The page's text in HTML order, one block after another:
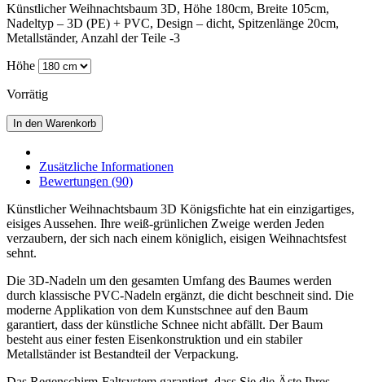
Künstlicher Weihnachtsbaum 3D, Höhe 180cm, Breite 105cm,
Nadeltyp – 3D (PE) + PVC, Design – dicht, Spitzenlänge 20cm,
Metallständer, Anzahl der Teile -3
Höhe
Vorrätig
In den Warenkorb
Zusätzliche Informationen
Bewertungen (90)
Künstlicher Weihnachtsbaum 3D Königsfichte hat ein einzigartiges,
eisiges Aussehen. Ihre weiß-grünlichen Zweige werden Jeden
verzaubern, der sich nach einem königlich, eisigen Weihnachtsfest
sehnt.
Die 3D-Nadeln um den gesamten Umfang des Baumes werden
durch klassische PVC-Nadeln ergänzt, die dicht beschneit sind. Die
moderne Applikation von dem Kunstschnee auf den Baum
garantiert, dass der künstliche Schnee nicht abfällt. Der Baum
besteht aus einer festen Eisenkonstruktion und ein stabiler
Metallständer ist Bestandteil der Verpackung.